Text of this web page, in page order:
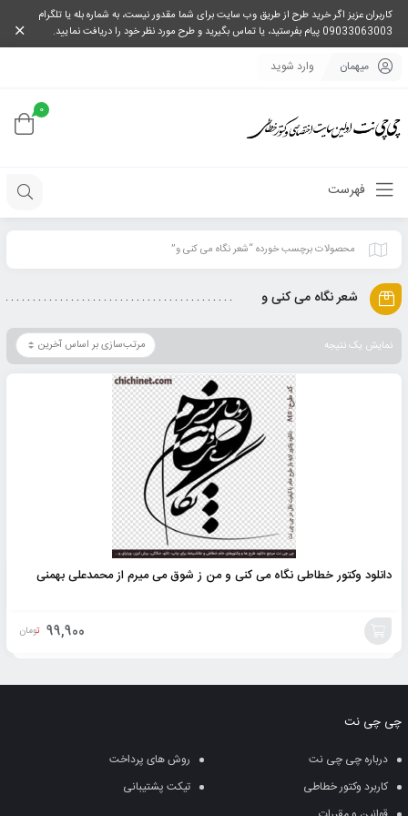
کاربران عزیز اگر خرید طرح از طریق وب سایت برای شما مقدور نیست، به شماره بله یا تلگرام
09033063003 پیام بفرستید، یا تماس بگیرید و طرح مورد نظر خود را دریافت نمایید.
میهمان وارد شوید
0
فهرست
محصولات برچسب خورده “شعر نگاه می کنی و”
شعر نگاه می کنی و
نمایش یک نتیجه
دانلود وکتور خطاطی نگاه می کنی و من ز شوق می میرم از محمدعلی بهمنی
99,900 تومان
سبد
چی چی نت
درباره چی چی نت
روش های پرداخت
کاربرد وکتور خطاطی
تیکت پشتیبانی